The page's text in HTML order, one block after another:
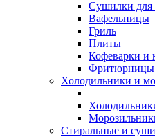
Сушилки для
Вафельницы
Гриль
Плиты
Кофеварки и
Фритюрницы
Холодильники и
Стиральные и